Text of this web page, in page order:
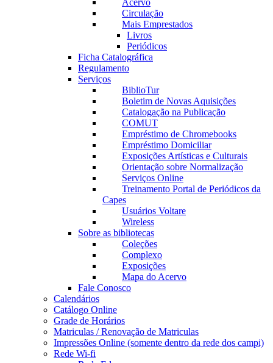
Acervo
Circulação
Mais Emprestados
Livros
Periódicos
Ficha Catalográfica
Regulamento
Serviços
BiblioTur
Boletim de Novas Aquisições
Catalogação na Publicação
COMUT
Empréstimo de Chromebooks
Empréstimo Domiciliar
Exposições Artísticas e Culturais
Orientação sobre Normalização
Serviços Online
Treinamento Portal de Periódicos da
Capes
Usuários Voltare
Wireless
Sobre as bibliotecas
Coleções
Complexo
Exposições
Mapa do Acervo
Fale Conosco
Calendários
Catálogo Online
Grade de Horários
Matriculas / Renovação de Matriculas
Impressões Online (somente dentro da rede dos campi)
Rede Wi-fi